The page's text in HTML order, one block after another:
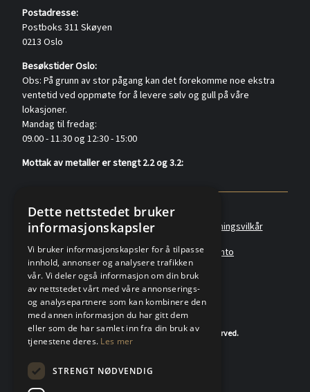
Postadresse:
Postboks 311 Skøyen
0213 Oslo
Besøkstider Oslo:
Obs: På grunn av stor pågang kan det forekomme noe ekstra
ventetid ved oppmøte for å levere sølv og gull på våre
lokasjoner.
Mandag til fredag:
09.00 - 11.30 og 12:30 - 15:00
Mottak av metaller er stengt 2.2 og 3.2:
Policyer Personvernerklæring
Forretningsvilkår
Angreskjema
Om oss Metallkonto
© 2020-2026 K.A.Rasmussen. All rights reserved.
Dette nettstedet bruker
informasjonskapsler
Vi bruker informasjonskapsler for å tilpasse
innhold, annonser og analysere trafikken
vår. Vi deler også informasjon om din bruk
av nettstedet vårt med våre annonserings-
og analysepartnere som kan kombinere den
med annen informasjon du har gitt dem
eller som de har samlet inn fra din bruk av
tjenestene deres. Les mer
STRENGT NØDVENDIG